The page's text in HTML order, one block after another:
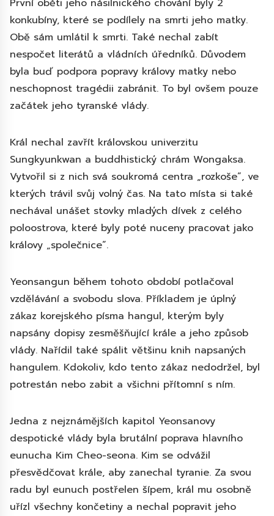
První oběti jeho násilnického chování byly 2
konkubíny, které se podílely na smrti jeho matky.
Obě sám umlátil k smrti. Také nechal zabít
nespočet literátů a vládních úředníků. Důvodem
byla buď podpora popravy královy matky nebo
neschopnost tragédii zabránit. To byl ovšem pouze
začátek jeho tyranské vlády.
Král nechal zavřít královskou univerzitu
Sungkyunkwan a buddhistický chrám Wongaksa.
Vytvořil si z nich svá soukromá centra „rozkoše”, ve
kterých trávil svůj volný čas. Na tato místa si také
nechával unášet stovky mladých dívek z celého
poloostrova, které byly poté nuceny pracovat jako
královy „společnice”.
Yeonsangun během tohoto období potlačoval
vzdělávání a svobodu slova. Příkladem je úplný
zákaz korejského písma hangul, kterým byly
napsány dopisy zesměšňující krále a jeho způsob
vlády. Nařídil také spálit většinu knih napsaných
hangulem. Kdokoliv, kdo tento zákaz nedodržel, byl
potrestán nebo zabit a všichni přítomní s ním.
Jedna z nejznámějších kapitol Yeonsanovy
despotické vlády byla brutální poprava hlavního
eunucha Kim Cheo-seona. Kim se odvážil
přesvědčovat krále, aby zanechal tyranie. Za svou
radu byl eunuch postřelen šípem, král mu osobně
uřízl všechny končetiny a nechal popravit jeho